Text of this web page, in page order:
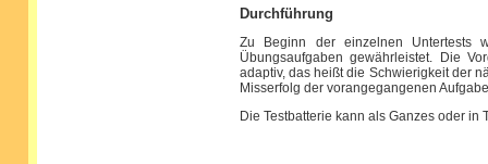
Durchführung
Zu Beginn der einzelnen Untertests
Übungsaufgaben gewährleistet. Die
adaptiv, das heißt die Schwierigkeit der
Misserfolg der vorangegangenen
Die Testbatterie kann als Ganzes oder in